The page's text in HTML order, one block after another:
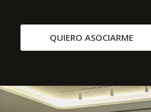
QUIERO ASOCIARME